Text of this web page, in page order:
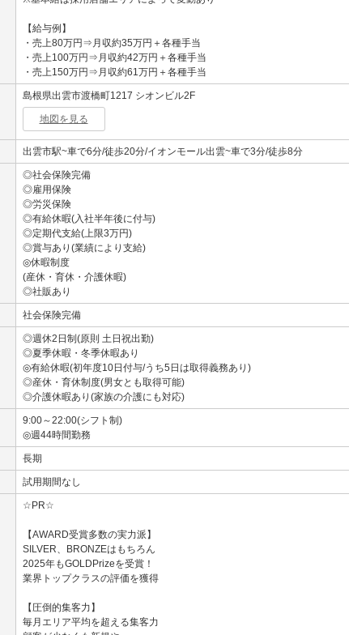
【給与例】
・売上80万円⇒月収約35万円＋各種手当
・売上100万円⇒月収約42万円＋各種手当
・売上150万円⇒月収約61万円＋各種手当
島根県出雲市渡橋町1217 シオンビル2F
地図を見る
出雲市駅~車で6分/徒歩20分/イオンモール出雲~車で3分/徒歩8分
◎社会保険完備
◎雇用保険
◎労災保険
◎有給休暇(入社半年後に付与)
◎定期代支給(上限3万円)
◎賞与あり(業績により支給)
◎休暇制度
(産休・育休・介護休暇)
◎社販あり
社会保険完備
◎週休2日制(原則 土日祝出勤)
◎夏季休暇・冬季休暇あり
◎有給休暇(初年度10日付与/うち5日は取得義務あり)
◎産休・育休制度(男女とも取得可能)
◎介護休暇あり(家族の介護にも対応)
9:00～22:00(シフト制)
◎週44時間勤務
長期
試用期間なし
☆PR☆
【AWARD受賞多数の実力派】
SILVER、BRONZEはもちろん
2025年もGOLDPrizeを受賞！
業界トップクラスの評価を獲得
【圧倒的集客力】
毎月エリア平均を超える集客力